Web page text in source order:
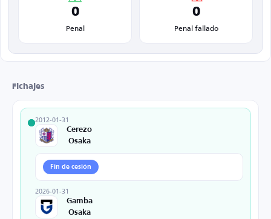
0
Penal
0
Penal fallado
Fichajes
2012-01-31
Cerezo
Osaka
Fin de cesión
2026-01-31
Gamba
Osaka